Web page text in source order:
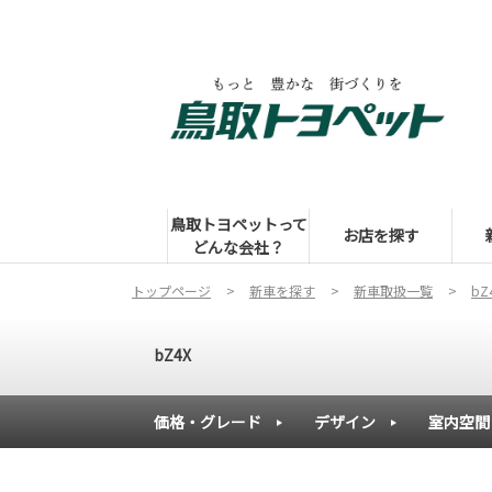
鳥取トヨペットって
どんな会社？
お店を探す
トップページ 新車を探す 新車取扱一覧
bZ4X
価格・グレード デザイン 室内空間